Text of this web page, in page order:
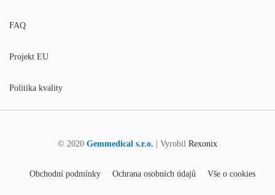
FAQ
Projekt EU
Politika kvality
© 2020 Gemmedical s.r.o. | Vyrobil Rexonix
Obchodní podmínky Ochrana osobních údajů Vše o cookies